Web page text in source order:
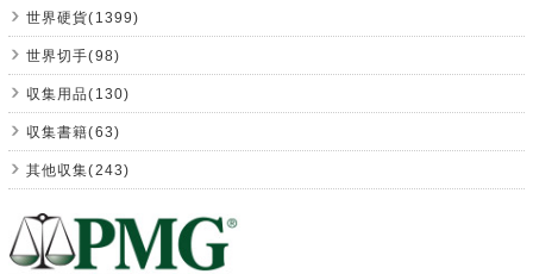
世界硬貨(1399)
世界切手(98)
収集用品(130)
収集書籍(63)
其他収集(243)